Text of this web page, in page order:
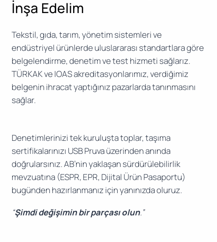
İnşa Edelim
Tekstil, gıda, tarım, yönetim sistemleri ve
endüstriyel ürünlerde uluslararası standartlara göre
belgelendirme, denetim ve test hizmeti sağlarız.
TÜRKAK ve IOAS akreditasyonlarımız, verdiğimiz
belgenin ihracat yaptığınız pazarlarda tanınmasını
sağlar.
Denetimlerinizi tek kuruluşta toplar, taşıma
sertifikalarınızı USB Pruva üzerinden anında
doğrularsınız. AB’nin yaklaşan sürdürülebilirlik
mevzuatına (ESPR, EPR, Dijital Ürün Pasaportu)
bugünden hazırlanmanız için yanınızda oluruz.
“Şimdi değişimin bir parçası olun.”